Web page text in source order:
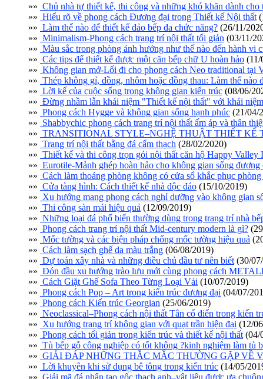
»» Chủ nhà tự thiết kế, thi công và những khó khăn dành cho
»» Hiểu rõ về phong cách Đương đại trong Thiết kế Nội thất
»» Làm thế nào để thiết kế đảo bếp đa chức năng? (26/11/
»» Minimalism-Phong cách trang trí nội thất tối giản (03/11/
»» Màu sắc trong phòng ảnh hưởng như thế nào đến hành vi
»» Các tips để thiết kế được một căn bếp chữ U hoàn hảo (11/
»» Không gian mở-Lối đi cho phong cách Neo traditional tại
»» Thép không gỉ, đồng, nhôm hoặc đồng thau: Làm thế nào
»» Lời kể của cuộc sống trong không gian kiến trúc (08/06/
»» Đừng nhầm lẫn khái niệm "Thiết kế nội thất" với khái
»» Phong cách Hygge và không gian sống hạnh phúc (21/04/
»» Shabbychic phong cách trang trí nội thất ấm áp và thân
»» TRANSITIONAL STYLE–NGHỆ THUẬT THIẾT KẾ
»» Trang trí nội thất bằng đá cẩm thạch (28/02/2020)
»» Thiết kế và thi công trọn gói nội thất căn hộ Happy Valley
»» Eurotile-Mảnh ghép hoàn hảo cho không gian sống đương
»» Cách làm thoáng phòng không có cửa sổ khắc phục
»» Cửa tàng hình: Cách thiết kế nhà độc đáo (15/10/2019)
»» Xu hướng mang phong cách nghỉ dưỡng vào không gian
»» Thi công sàn mái hiệu quả (12/09/2019)
»» Những loại đá phổ biến thường dùng trong trang trí nhà
»» Phong cách trang trí nội thất Mid-century modern là gì?
»» Mốc tường và các biện pháp chống mốc tường hiệu quả
»» Cách làm sạch ghế da màu trắng (06/08/2019)
»» Dự toán xây nhà và những điều chủ đầu tư nên biết (30/
»» Đón đầu xu hướng trào lưu mới cùng phong cách
»» Cách Giặt Ghế Sofa Theo Từng Loại Vải (10/07/2019)
»» Phong cách Pop – Art trong kiến trúc đương đại (04/07/
»» Phong cách Kiến trúc Georgian (25/06/2019)
»» Neoclassical–Phong cách nội thất Tân cổ điển trong kiến
»» Xu hướng trang trí không gian với quạt trần hiện đại (12/
»» Phong cách tối giản trong kiến trúc và thiết kế nội thất (04/
»» Tủ bếp gỗ công nghiệp có tốt không ?kinh nghiệm làm tủ
»» GIẢI ĐÁP NHỮNG THẮC MẮC THƯỜNG GẶP VỀ
»» Lời khuyên khi sử dụng bê tông trong kiến trúc (14/05/
»» Giải mã đá nhân tạo gốc thạch anh–vật liệu được ưa